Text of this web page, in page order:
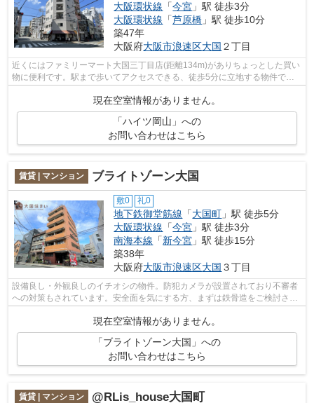
大阪環状線 「今宮 」駅 徒歩3分
大阪環状線 「芦原橋 」駅 徒歩10分
築47年
大阪府大阪市浪速区大国 ２丁目
近くにはファミリーマート大国三丁目店(距離134m)がありちょっとした買い
物に便利です。駅まで歩いてアクセスできる、徒歩5分に立地する物件で
現在空室情報がありません。
「ハイツ岡山」への
お問い合わせはこちら
賃貸 | マンション ブライトゾーン大国
敷0 礼0
地下鉄御堂筋線 「大国町 」駅 徒歩5分
大阪環状線 「今宮 」駅 徒歩3分
南海本線 「新今宮 」駅 徒歩15分
築38年
大阪府大阪市浪速区大国 ３丁目
設備良し・外観良しのイチオシの物件。防犯カメラが設置されており不審者
への対策もされています。安全面を気にする方、まずは鉄骨造をご検討され
てみませんか。こだわりポイント満載...
現在空室情報がありません。
「ブライトゾーン大国」への
お問い合わせはこちら
賃貸 | マンション @RLis_house大国町